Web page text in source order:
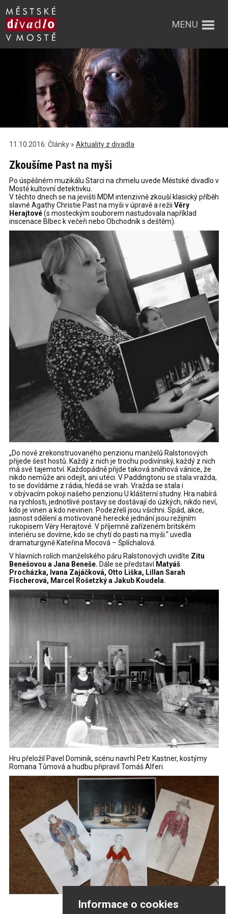
Informace o cookies
MENU
11.10.2016: Články » Aktuality z divadla
Zkoušíme Past na myši
Po úspěšném muzikálu Starci na chmelu uvede Městské divadlo v
Mostě kultovní detektivku.
V těchto dnech se na jevišti MDM intenzivně zkouší klasický příběh
slavné Agathy Christie Past na myši v úpravě a režii Věry
Herajtové(s mosteckým souborem nastudovala například
inscenace Blbec k večeři nebo Obchodník s deštěm).
„Do nově zrekonstruovaného penzionu manželů Ralstonových
přijede šest hostů. Každý z nich je trochu podivínský, každý z nich
má své tajemství. Každopádně přijde taková sněhová vánice, že
nikdo nemůže ani odejít, ani utéci. V Paddingtonu se stala vražda,
to se dovídáme z rádia, hledá se vrah. Vražda se stala i
v obývacím pokoji našeho penzionu U klášterní studny. Hra nabírá
na rychlosti, jednotlivé postavy se dostávají do úzkých, nikdo neví,
kdo je vinen a kdo nevinen. Podezřelí jsou všichni. Spád, akce,
jasnost sdělení a motivované herecké jednání jsou režijním
rukopisem Věry Herajtové. V příjemně zařízeném britském
interiéru se dovíme, kdo se chytí do pasti na myši.“ uvedla
dramaturgyně Kateřina Mocová – Šplíchalová.
V hlavních rolích manželského páru Ralstonových uvidíte Zitu
Benešovou a Jana Beneše. Dále se představíMatyáš
Procházka, Ivana Zajáčková, Otto Liška, Lillan Sarah
Fischerová, Marcel Rošetzký a Jakub Koudela.
Hru přeložil Pavel Dominik, scénu navrhl Petr Kastner, kostýmy
Romana Tůmová a hudbu připravil Tomáš Alferi.